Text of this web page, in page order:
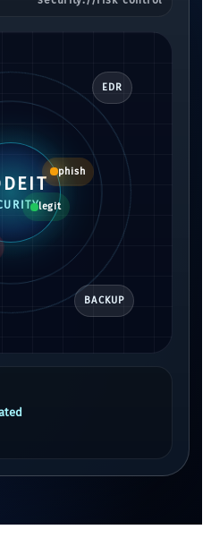
phish
malware
EDR
BACKUP